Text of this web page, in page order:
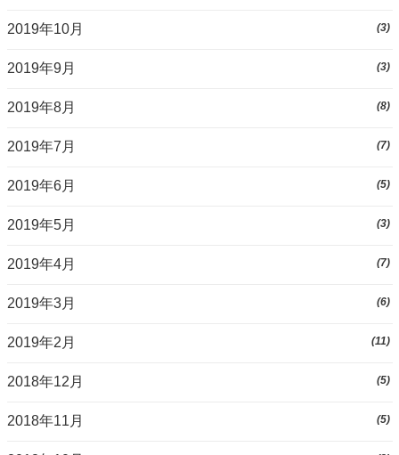
2019年10月 (3)
2019年9月 (3)
2019年8月 (8)
2019年7月 (7)
2019年6月 (5)
2019年5月 (3)
2019年4月 (7)
2019年3月 (6)
2019年2月 (11)
2018年12月 (5)
2018年11月 (5)